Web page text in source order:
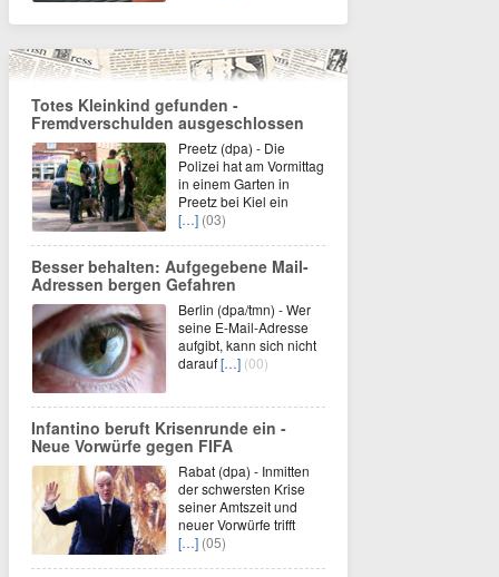
Totes Kleinkind gefunden -
Fremdverschulden ausgeschlossen
Preetz (dpa) - Die
Polizei hat am Vormittag
in einem Garten in
Preetz bei Kiel ein
[…] (03)
Besser behalten: Aufgegebene Mail-
Adressen bergen Gefahren
Berlin (dpa/tmn) - Wer
seine E-Mail-Adresse
aufgibt, kann sich nicht
darauf[…] (00)
Infantino beruft Krisenrunde ein -
Neue Vorwürfe gegen FIFA
Rabat (dpa) - Inmitten
der schwersten Krise
seiner Amtszeit und
neuer Vorwürfe trifft
[…] (05)